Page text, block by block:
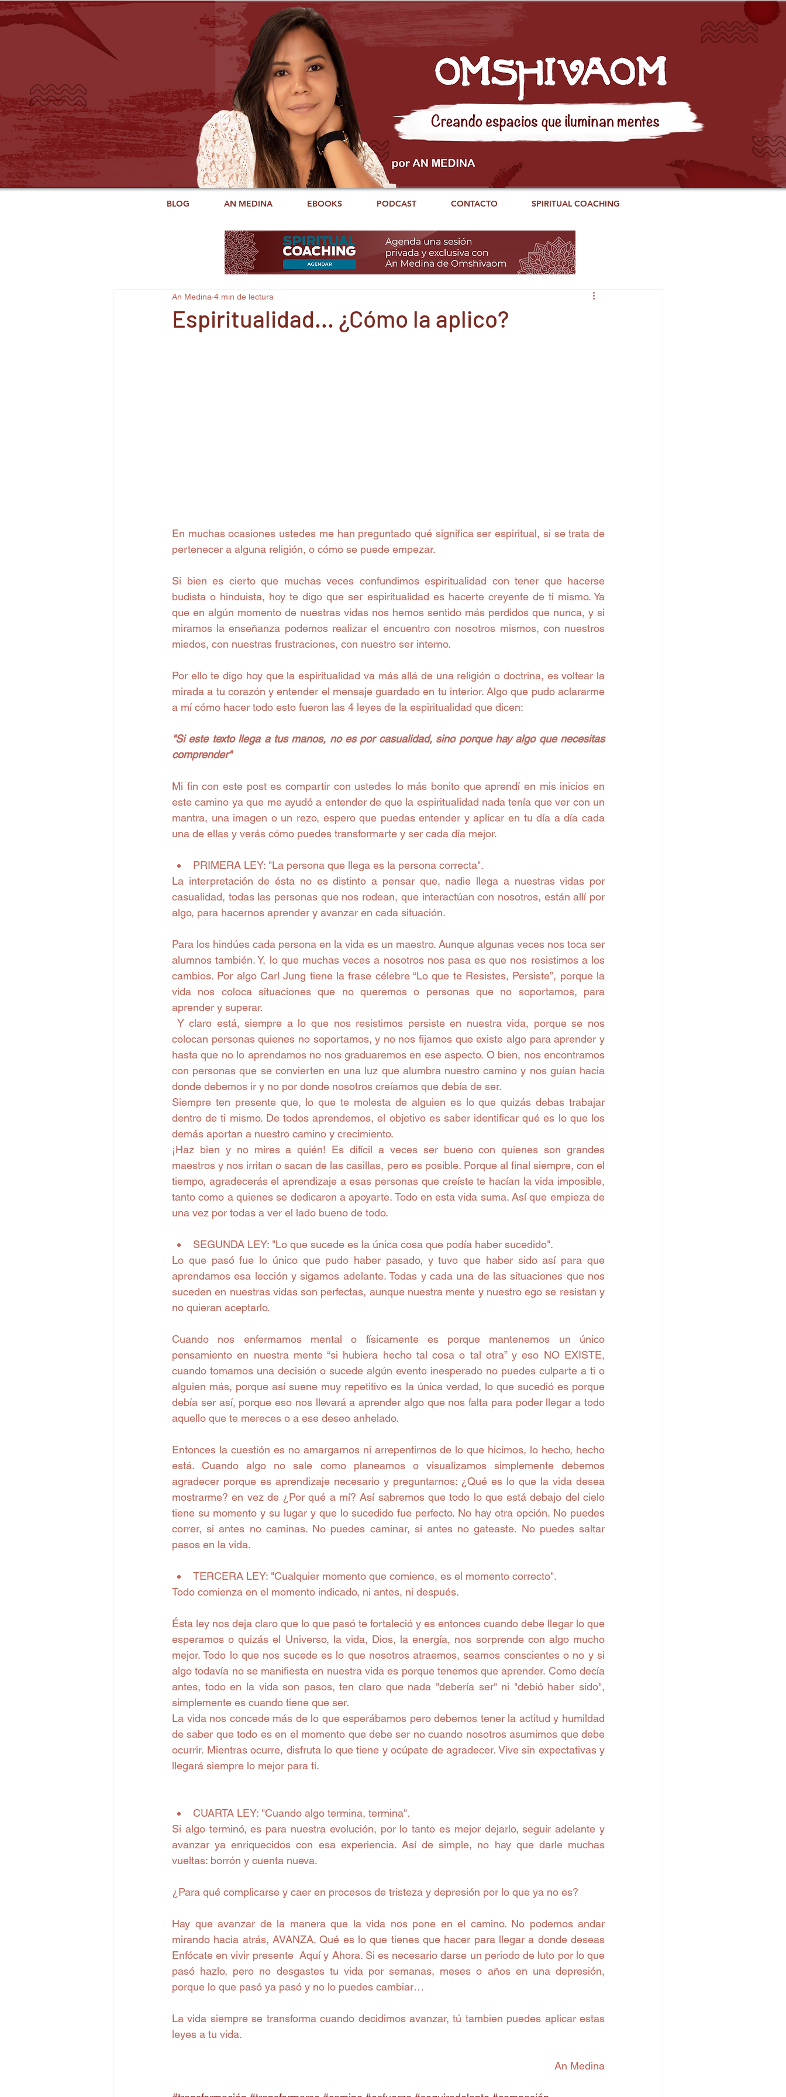
BLOG AN MEDINA EBOOKS PODCAST CONTACTO SPIRITUAL COACHING
Espiritualidad... ¿Cómo la aplico?
An Medina 4 min de lectura
En muchas ocasiones ustedes me han preguntado qué significa ser espiritual, si se trata de
pertenecer a alguna religión, o cómo se puede empezar.
Si bien es cierto que muchas veces confundimos espiritualidad con tener que hacerse
budista o hinduista, hoy te digo que ser espiritualidad es hacerte creyente de ti mismo. Ya
que en algún momento de nuestras vidas nos hemos sentido más perdidos que nunca, y si
miramos la enseñanza podemos realizar el encuentro con nosotros mismos, con nuestros
miedos, con nuestras frustraciones, con nuestro ser interno.
Por ello te digo hoy que la espiritualidad va más allá de una religión o doctrina, es voltear la
mirada a tu corazón y entender el mensaje guardado en tu interior. Algo que pudo aclararme
a mí cómo hacer todo esto fueron las 4 leyes de la espiritualidad que dicen:
"Si este texto llega a tus manos, no es por casualidad, sino porque hay algo que necesitas
comprender"
Mi fin con este post es compartir con ustedes lo más bonito que aprendí en mis inicios en
este camino ya que me ayudó a entender de que la espiritualidad nada tenía que ver con un
mantra, una imagen o un rezo, espero que puedas entender y aplicar en tu día a día cada
una de ellas y verás cómo puedes transformarte y ser cada día mejor.
PRIMERA LEY: "La persona que llega es la persona correcta".
La interpretación de ésta no es distinto a pensar que, nadie llega a nuestras vidas por
casualidad, todas las personas que nos rodean, que interactúan con nosotros, están allí por
algo, para hacernos aprender y avanzar en cada situación.
Para los hindúes cada persona en la vida es un maestro. Aunque algunas veces nos toca ser
alumnos también. Y, lo que muchas veces a nosotros nos pasa es que nos resistimos a los
cambios. Por algo Carl Jung tiene la frase célebre “Lo que te Resistes, Persiste”, porque la
vida nos coloca situaciones que no queremos o personas que no soportamos, para
aprender y superar.
colocan personas quienes no soportamos, y no nos fijamos que existe algo para aprender y
hasta que no lo aprendamos no nos graduaremos en ese aspecto. O bien, nos encontramos
con personas que se convierten en una luz que alumbra nuestro camino y nos guían hacia
donde debemos ir y no por donde nosotros creíamos que debía de ser.
Siempre ten presente que, lo que te molesta de alguien es lo que quizás debas trabajar
dentro de ti mismo. De todos aprendemos, el objetivo es saber identificar qué es lo que los
demás aportan a nuestro camino y crecimiento.
¡Haz bien y no mires a quién! Es difícil a veces ser bueno con quienes son grandes
maestros y nos irritan o sacan de las casillas, pero es posible. Porque al final siempre, con el
tiempo, agradecerás el aprendizaje a esas personas que creíste te hacían la vida imposible,
tanto como a quienes se dedicaron a apoyarte. Todo en esta vida suma. Así que empieza de
una vez por todas a ver el lado bueno de todo.
SEGUNDA LEY: "Lo que sucede es la única cosa que podía haber sucedido".
Lo que pasó fue lo único que pudo haber pasado, y tuvo que haber sido así para que
aprendamos esa lección y sigamos adelante. Todas y cada una de las situaciones que nos
suceden en nuestras vidas son perfectas, aunque nuestra mente y nuestro ego se resistan y
no quieran aceptarlo.
Cuando nos enfermamos mental o físicamente es porque mantenemos un único
pensamiento en nuestra mente “si hubiera hecho tal cosa o tal otra” y eso NO EXISTE,
cuando tomamos una decisión o sucede algún evento inesperado no puedes culparte a ti o
alguien más, porque así suene muy repetitivo es la única verdad, lo que sucedió es porque
debía ser así, porque eso nos llevará a aprender algo que nos falta para poder llegar a todo
aquello que te mereces o a ese deseo anhelado.
Entonces la cuestión es no amargarnos ni arrepentirnos de lo que hicimos, lo hecho, hecho
está. Cuando algo no sale como planeamos o visualizamos simplemente debemos
agradecer porque es aprendizaje necesario y preguntarnos: ¿Qué es lo que la vida desea
mostrarme? en vez de ¿Por qué a mí? Así sabremos que todo lo que está debajo del cielo
tiene su momento y su lugar y que lo sucedido fue perfecto. No hay otra opción. No puedes
correr, si antes no caminas. No puedes caminar, si antes no gateaste. No puedes saltar
pasos en la vida.
TERCERA LEY: "Cualquier momento que comience, es el momento correcto".
Todo comienza en el momento indicado, ni antes, ni después.
Ésta ley nos deja claro que lo que pasó te fortaleció y es entonces cuando debe llegar lo que
esperamos o quizás el Universo, la vida, Dios, la energía, nos sorprende con algo mucho
mejor. Todo lo que nos sucede es lo que nosotros atraemos, seamos conscientes o no y si
algo todavía no se manifiesta en nuestra vida es porque tenemos que aprender. Como decía
antes, todo en la vida son pasos, ten claro que nada "debería ser" ni "debió haber sido",
simplemente es cuando tiene que ser.
La vida nos concede más de lo que esperábamos pero debemos tener la actitud y humildad
de saber que todo es en el momento que debe ser no cuando nosotros asumimos que debe
ocurrir. Mientras ocurre, disfruta lo que tiene y ocúpate de agradecer. Vive sin expectativas y
llegará siempre lo mejor para ti.
CUARTA LEY: "Cuando algo termina, termina".
Si algo terminó, es para nuestra evolución, por lo tanto es mejor dejarlo, seguir adelante y
avanzar ya enriquecidos con esa experiencia. Así de simple, no hay que darle muchas
vueltas: borrón y cuenta nueva.
¿Para qué complicarse y caer en procesos de tristeza y depresión por lo que ya no es?
Hay que avanzar de la manera que la vida nos pone en el camino. No podemos andar
mirando hacia atrás, AVANZA. Qué es lo que tienes que hacer para llegar a donde deseas
Enfócate en vivir presente  Aquí y Ahora. Si es necesario darse un periodo de luto por lo que
pasó hazlo, pero no desgastes tu vida por semanas, meses o años en una depresión,
porque lo que pasó ya pasó y no lo puedes cambiar…
La vida siempre se transforma cuando decidimos avanzar, tú tambien puedes aplicar estas
leyes a tu vida.
An Medina